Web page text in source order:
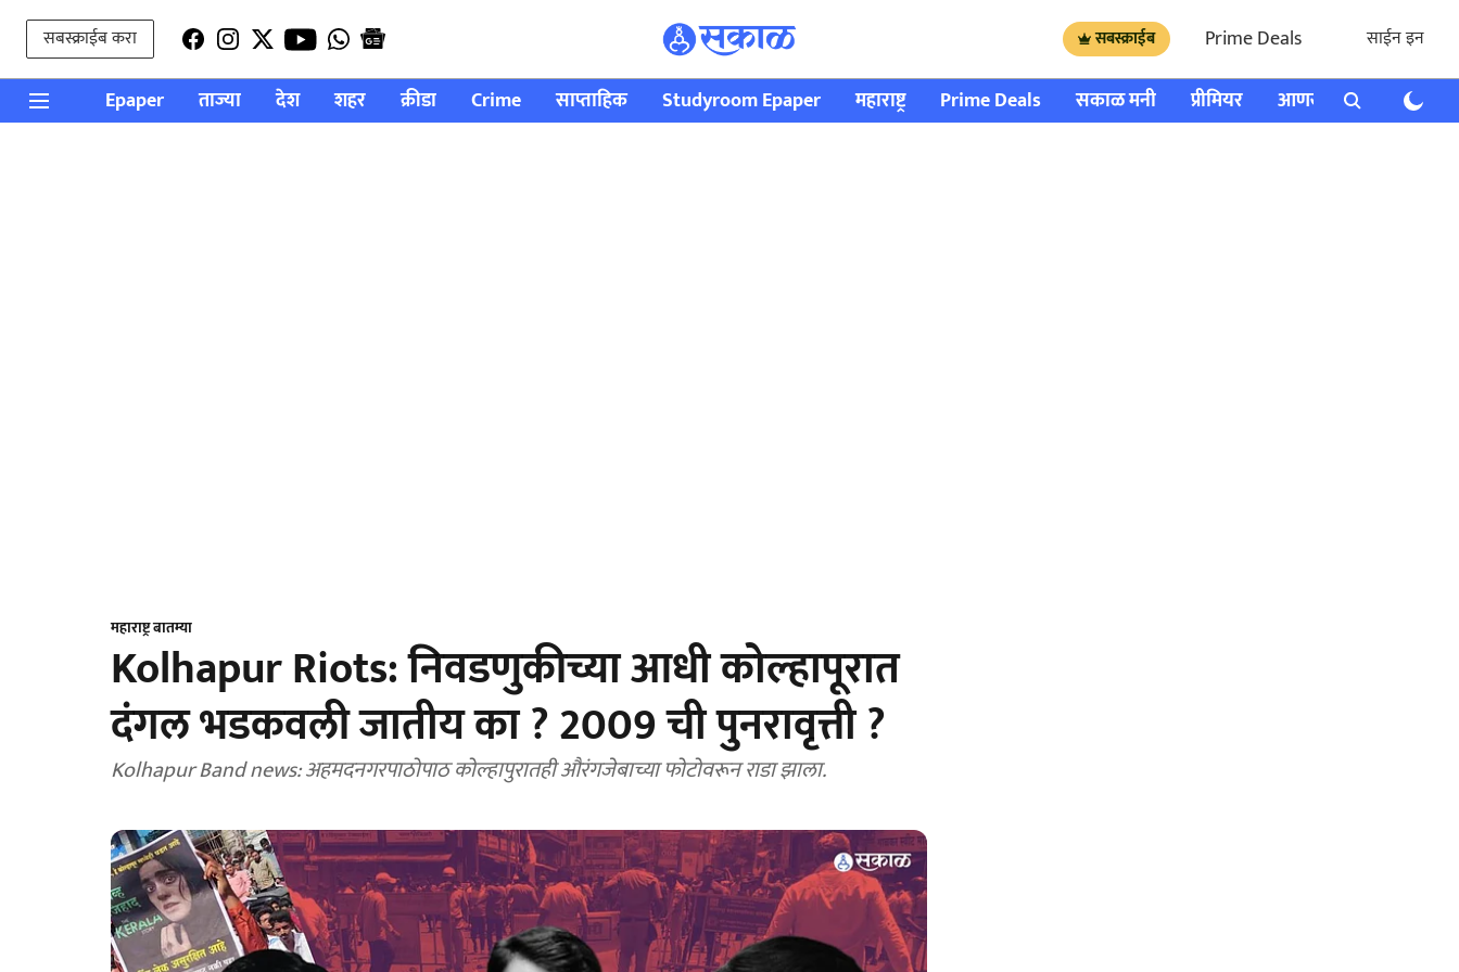
सबस्क्राईब करा सबस्क्राईब Prime Deals साईन इन
Epaper ताज्या देश शहर क्रीडा Crime साप्ताहिक Studyroom Epaper महाराष्ट्र Prime Deals सकाळ मनी प्रीमियर आणखी राशी भविष्य
महाराष्ट्र बातम्या
Kolhapur Riots: निवडणुकीच्या आधी कोल्हापूरात
दंगल भडकवली जातीय का ? 2009 ची पुनरावृत्ती ?
Kolhapur Band news: अहमदनगरपाठोपाठ कोल्हापुरातही औरंगजेबाच्या फोटोवरून राडा झाला.